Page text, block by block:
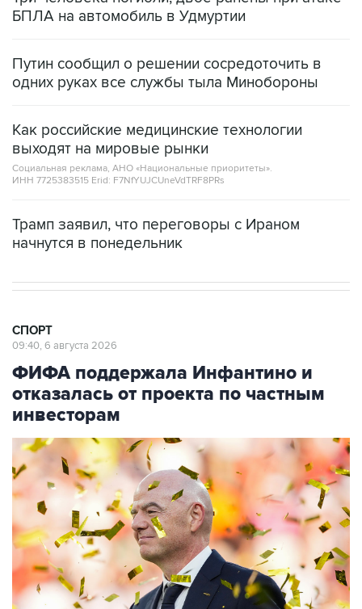
БПЛА на автомобиль в Удмуртии
Путин сообщил о решении сосредоточить в
одних руках все службы тыла Минобороны
Как российские медицинские технологии
выходят на мировые рынки
Социальная реклама, АНО «Национальные приоритеты».
ИНН 7725383515 Erid: F7NfYUJCUneVdTRF8PRs
Трамп заявил, что переговоры с Ираном
начнутся в понедельник
СПОРТ
09:40, 6 августа 2026
ФИФА поддержала Инфантино и
отказалась от проекта по частным
инвесторам